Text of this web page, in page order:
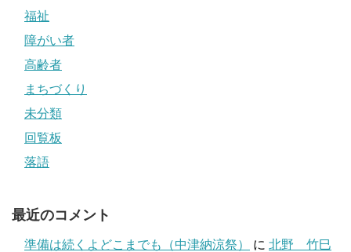
福祉
障がい者
高齢者
まちづくり
未分類
回覧板
落語
最近のコメント
準備は続くよどこまでも（中津納涼祭） に 北野 竹巳